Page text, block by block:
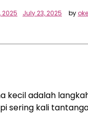
2025 July 23, 2025 by
kecil adalah
sering kali